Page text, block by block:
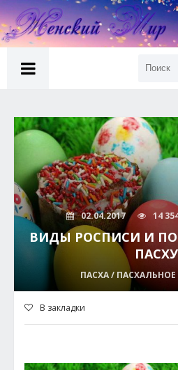
02.04.2017 14
ВИДЫ РОСПИСИ И
ПАСХУ
ПАСХА /
В закладки